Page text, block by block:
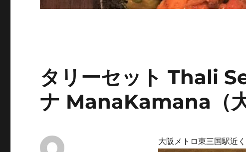
タリーセット Thali
ナ ManaKamana（大
大阪メトロ東三国駅近